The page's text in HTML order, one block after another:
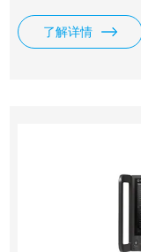
持端口阻抗转换、端
能，支持夹具仿真和
了解详情